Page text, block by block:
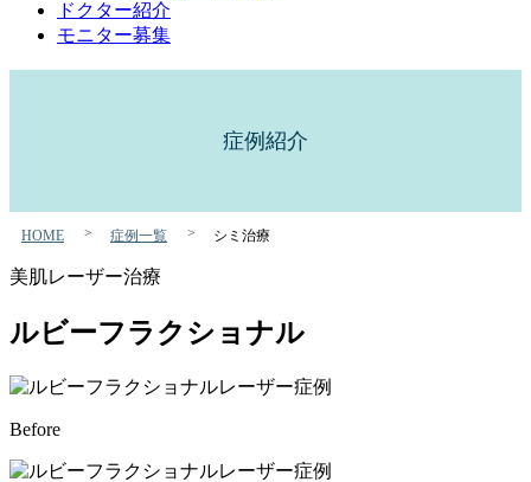
ドクター紹介
モニター募集
症例紹介
HOME 症例一覧 シミ治療
美肌レーザー治療
ルビーフラクショナル
Before